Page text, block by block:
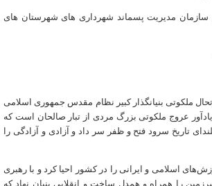
مدیریت پسماند شهرداری ­های شهرستان ­های
ملکوتی بنیانگذار کبیر نظام مقدس جمهوری اسلامی
عروج ملکوتی بزرگ مردی از تبار صالحان است که
تاریخ سرود فتح و ظفر سر داد و آزادی و آزادگی را
اسلامی و ایرانی را در کشور احیا کرد و با رهبری
را همراه و همدل ساخت و انقلابی بنیان نهاد که